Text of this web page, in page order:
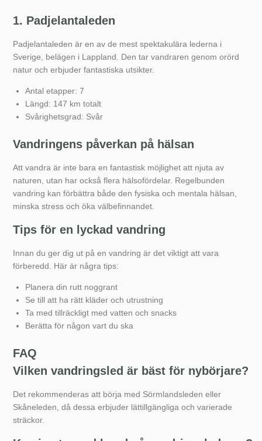
1. Padjelantaleden
Padjelantaleden är en av de mest spektakulära lederna i
Sverige, belägen i Lappland. Den tar vandraren genom orörd
natur och erbjuder fantastiska utsikter.
Antal etapper: 7
Längd: 147 km totalt
Svårighetsgrad: Svår
Vandringens påverkan på hälsan
Att vandra är inte bara en fantastisk möjlighet att njuta av
naturen, utan har också flera hälsofördelar. Regelbunden
vandring kan förbättra både den fysiska och mentala hälsan,
minska stress och öka välbefinnandet.
Tips för en lyckad vandring
Innan du ger dig ut på en vandring är det viktigt att vara
förberedd. Här är några tips:
Planera din rutt noggrant
Se till att ha rätt kläder och utrustning
Ta med tillräckligt med vatten och snacks
Berätta för någon vart du ska
FAQ
Vilken vandringsled är bäst för nybörjare?
Det rekommenderas att börja med Sörmlandsleden eller
Skåneleden, då dessa erbjuder lättillgängliga och varierade
sträckor.